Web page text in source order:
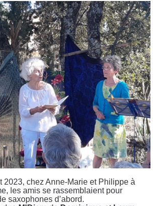
2023, chez Anne-Marie et Philippe à
les amis se rassemblaient pour
saxophones d’abord.